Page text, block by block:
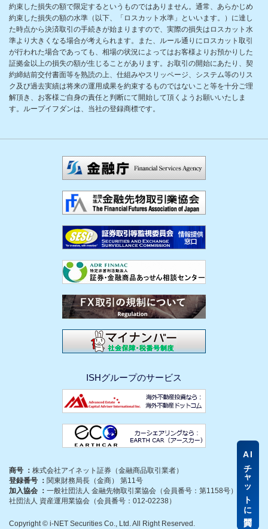
約束した損失の額で限定するというものではありません。通常、あらかじめ
約束した損失の額の水準（以下、「ロスカット水準」といいます。）に達し
た時点から決済取引の手続きが始まりますので、実際の損失はロスカット水
準より大きくなる場合が考えられます。また、ルール通りにロスカット取引
が行われた場合であっても、相場の状況によってはお客様よりお預かりした
証拠金以上の損失の額が生じることがあります。お取引の開始にあたり、契
約締結前交付書面等を熟読の上、仕組みやスリッページ、システム等のリス
ク及び過去実績は将来の運用成果を約束するものではないこと等を十分ご理
解頂き、お客様ご自身の責任と判断にて開始して頂くようお願いいたしま
す。ループイフダンは、当社の登録商標です。
ISHグループのサービス
商号 ： 株式会社アイネット証券（金融商品取引業者）
登録番号 ： 関東財務局長（金商） 第11号
加入協会 ： 一般社団法人 金融先物取引業協会（会員番号：第1158号）、一般
社団法人 資産運用業協会（会員番号：012-02238）
Copyright © i-NET Securities Co., Ltd. All Right Reserved.
AI
チャットに質問